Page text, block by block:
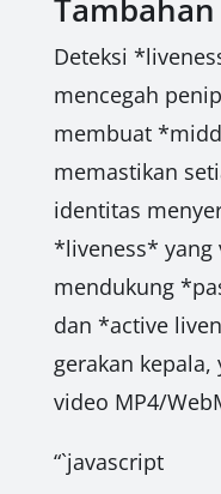
Tambahan
Deteksi
mencegah
membuat
memastikan
identitas
*liveness* yang
mendukung
dan *active
gerakan
video MP4/
“`javascript